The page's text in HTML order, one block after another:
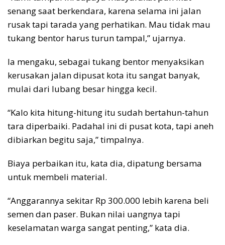
senang saat berkendara, karena selama ini jalan
rusak tapi tarada yang perhatikan. Mau tidak mau
tukang bentor harus turun tampal,” ujarnya.
Ia mengaku, sebagai tukang bentor menyaksikan
kerusakan jalan dipusat kota itu sangat banyak,
mulai dari lubang besar hingga kecil.
“Kalo kita hitung-hitung itu sudah bertahun-tahun
tara diperbaiki. Padahal ini di pusat kota, tapi aneh
dibiarkan begitu saja,” timpalnya.
Biaya perbaikan itu, kata dia, dipatung bersama
untuk membeli material.
“Anggarannya sekitar Rp 300.000 lebih karena beli
semen dan paser. Bukan nilai uangnya tapi
keselamatan warga sangat penting,” kata dia.